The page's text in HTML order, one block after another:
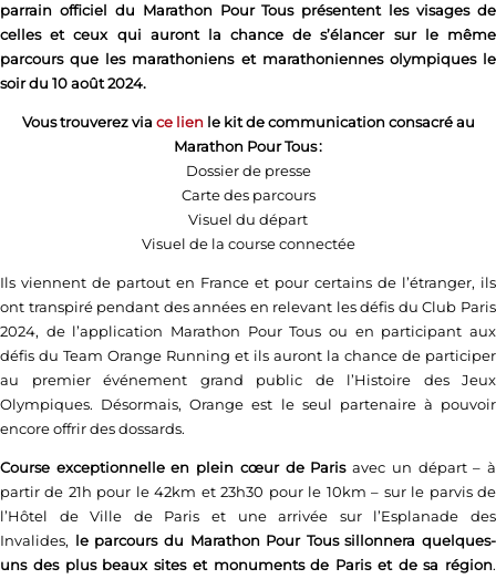
parrain officiel du Marathon Pour Tous présentent les visages de
celles et ceux qui auront la chance de s’élancer sur le même
parcours que les marathoniens et marathoniennes olympiques le
soir du 10 août 2024.
Vous trouverez via ce lienle kit de communication consacré au
Marathon Pour Tous :
Dossier de presse
Carte des parcours
Visuel du départ
Visuel de la course connectée
Ils viennent de partout en France et pour certains de l’étranger, ils
ont transpiré pendant des années en relevant les défis du Club Paris
2024, de l’application Marathon Pour Tous ou en participant aux
défis du Team Orange Running et ils auront la chance de participer
au premier événement grand public de l’Histoire des Jeux
Olympiques. Désormais, Orange est le seul partenaire à pouvoir
encore offrir des dossards.
Course exceptionnelle en plein cœur de Parisavec un départ – à
partir de 21h pour le 42km et 23h30 pour le 10km – sur le parvis de
l’Hôtel de Ville de Paris et une arrivée sur l’Esplanade des
Invalides, le parcours du Marathon Pour Tous sillonnera quelques-
uns des plus beaux sites et monuments de Paris et de sa région.